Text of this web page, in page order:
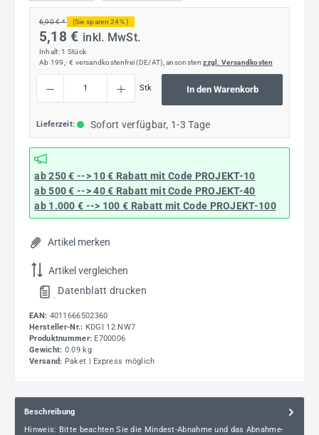
6,90 € * (Sie sparen 24% )
5,18 € inkl. MwSt.
Inhalt: 1 Stück
Ab 199,- € versandkostenfrei (DE/AT), ansonstenzzgl. Versandkosten
Stk In den Warenkorb
Lieferzeit: Sofort verfügbar, 1-3 Tage
ab 250 € --> 10 € Rabatt mit Code PROJEKT-10
ab 500 € --> 40 € Rabatt mit Code PROJEKT-40
ab 1.000 € --> 100 € Rabatt mit Code PROJEKT-100
Artikel merken
Artikel vergleichen
. Datenblatt drucken
EAN: 4011666502360
Hersteller-Nr.: KDGI 12 NW7
Produktnummer: E700006
Gewicht: 0.09 kg
Versand: Paket | Express möglich
Beschreibung
Hinweis: Bitte beachten Sie die Mindest-Abnahme und das Abnahme-